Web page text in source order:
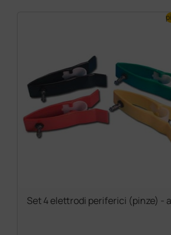
Set 4 elettrodi periferici (pinze) -